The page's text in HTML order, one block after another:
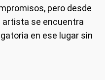
pero desde
artista se encuentra
en ese lugar sin